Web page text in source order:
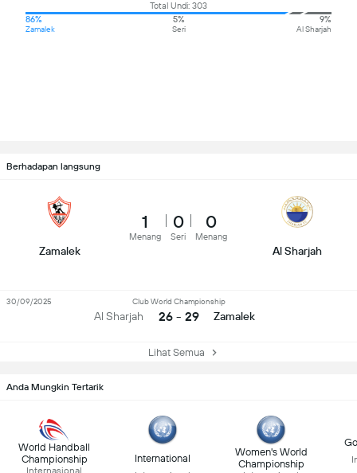
Total Undi: 303
86%
Zamalek
5%
Seri
9%
Al Sharjah
Berhadapan langsung
Zamalek
1
Menang
0
Seri
0
Menang
Al Sharjah
Al Sharjah
Club World Championship
26 - 29 Zamalek
30/09/2025
Lihat Semua
Anda Mungkin Tertarik
World Handball
Championship
Internasional
International
Women's World
Championship